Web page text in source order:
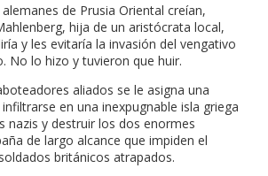
de Prusia Oriental creían,
hija de un aristócrata local,
y les evitaría la invasión del vengativo
No lo hizo y tuvieron que huir.
aliados se le asigna una
en una inexpugnable isla griega
nazis y destruir los dos enormes
de largo alcance que impiden el
británicos atrapados.